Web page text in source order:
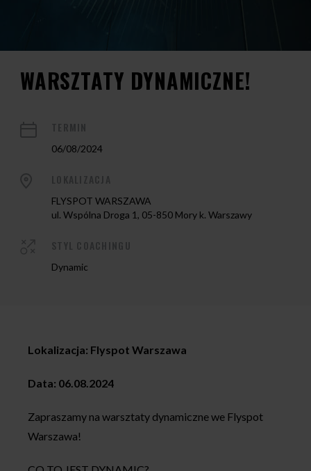
WARSZTATY DYNAMICZNE!
06/08/2024
FLYSPOT WARSZAWA
ul. Wspólna Droga 1, 05-850 Mory k. Warszawy
Dynamic
Lokalizacja: Flyspot Warszawa
Data: 06.08.2024
Zapraszamy na warsztaty dynamiczne we Flyspot
Warszawa!